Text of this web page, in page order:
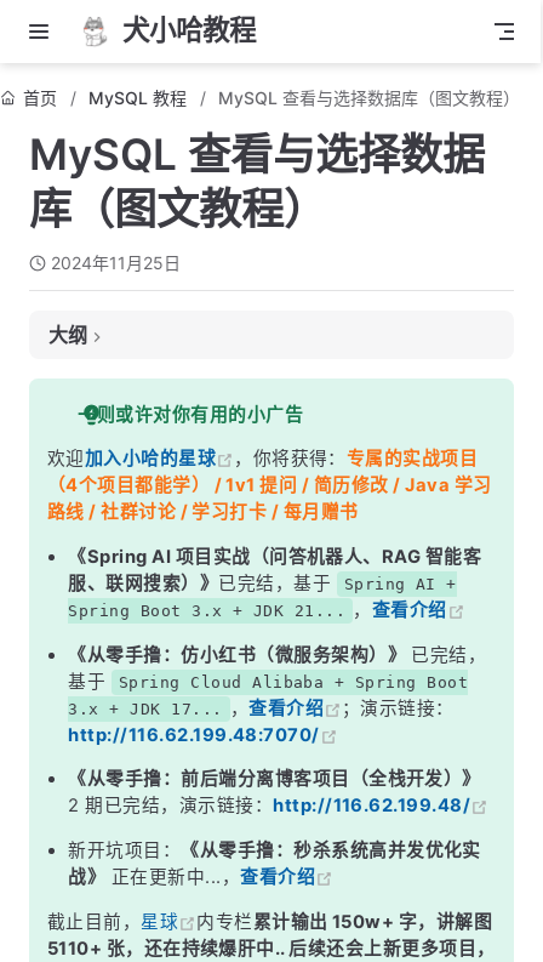
犬小哈教程
首页 MySQL 教程 MySQL 查看与选择数据库（图文教程）
MySQL 查看与选择数据
库（图文教程）
2024年11月25日
大纲
1. 查看所有数据库
使用 SHOW DATABASES 命令
2. 选择目标数据库
使用 USE 语句选择数据库
示例
3. 连接时指定数据库
4. 使用图形化客户端选择数据库
小结
一则或许对你有用的小广告
欢迎加入小哈的星球 ，你将获得： 专属的实战项目
（4个项目都能学） / 1v1 提问 / 简历修改 / Java 学习
路线 / 社群讨论 / 学习打卡 / 每月赠书
《Spring AI 项目实战（问答机器人、RAG 智能客
服、联网搜索）》 已完结，基于
Spring AI +
Spring Boot 3.x + JDK 21...
， 查看介绍
《从零手撸：仿小红书（微服务架构）》
已完结，
基于
Spring Cloud Alibaba + Spring Boot
3.x + JDK 17...
，查看介绍
；演示链接：
http://116.62.199.48:7070/
《从零手撸：前后端分离博客项目（全栈开发）》
2 期已完结，演示链接： http://116.62.199.48/
新开坑项目：
《从零手撸：秒杀系统高并发优化实
战》
正在更新中...，查看介绍
截止目前， 星球 内专栏累计输出 150w+ 字，讲解图
5110+ 张，还在持续爆肝中.. 后续还会上新更多项目，